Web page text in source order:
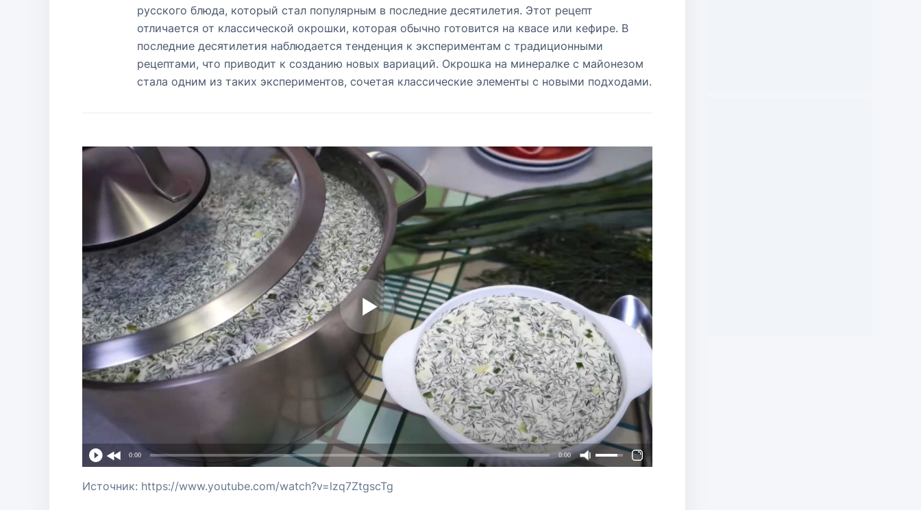
русского блюда, который стал популярным в последние десятилетия. Этот рецепт
отличается от классической окрошки, которая обычно готовится на квасе или кефире. В
последние десятилетия наблюдается тенденция к экспериментам с традиционными
рецептами, что приводит к созданию новых вариаций. Окрошка на минералке с майонезом
стала одним из таких экспериментов, сочетая классические элементы с новыми подходами.
0:00 0:00
Источник: https://www.youtube.com/watch?v=lzq7ZtgscTg